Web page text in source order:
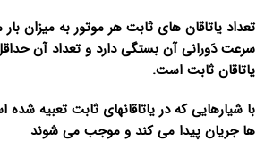
تعداد یاتاقان های ثابت هر موتور به میزان بار
یاتاقان ثابت است.
با شیارهایی که در یاتاقانهای ثابت تعبیه
ها جریان پیدا می کند و موجب می شوند